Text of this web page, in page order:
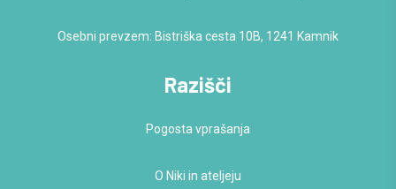
Osebni prevzem: Bistriška cesta 10B, 1241 Kamnik
Razišči
Pogosta vprašanja
O Niki in ateljeju